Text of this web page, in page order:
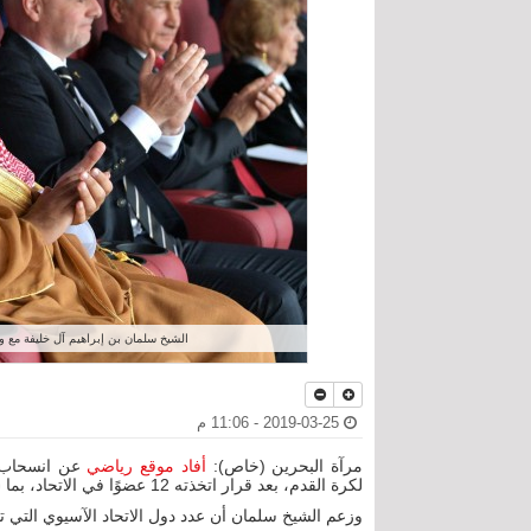
الشيخ سلمان بن إبراهيم آل خليفة
مرآة البحرين (خاص): أفاد موقع رياضي عن انسحاب
لكرة القدم، بعد قرار اتخذته 12 عضوًا في الاتحاد، بما في ذلك أستراليا، بدعم الشيخ سلمان بن إبراهيم آل خليفة علنًا.
وزعم الشيخ سلمان أن عدد دول الاتحاد الآسيوي التي تدعمه وصل